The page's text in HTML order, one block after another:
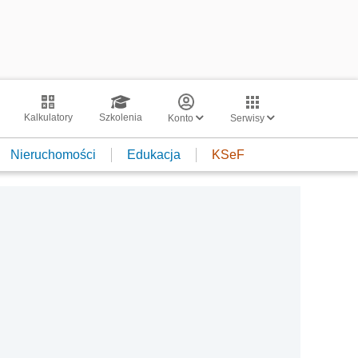
Kalkulatory Szkolenia Konto Serwisy
Nieruchomości Edukacja KSeF